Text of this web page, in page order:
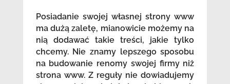
Posiadanie swojej własnej strony www
ma dużą zaletę, mianowicie możemy na
nią dodawać takie treści, jakie tylko
chcemy. Nie znamy lepszego sposobu
na budowanie renomy swojej firmy niż
strona www. Z reguły nie dowiadujemy